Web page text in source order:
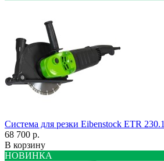
Система для резки Eibenstock ETR 230.1
68 700 р.
В корзину
НОВИНКА